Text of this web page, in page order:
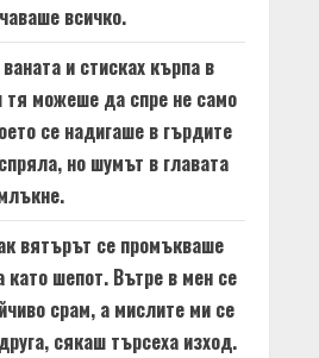
всичко.
и стисках кърпа в
тя можеше да спре не само
се надигаше в гърдите
но шумът в главата
вятърът се промъкваше
шепот. Вътре в мен се
срам, а мислите ми се
сякаш търсеха изход.